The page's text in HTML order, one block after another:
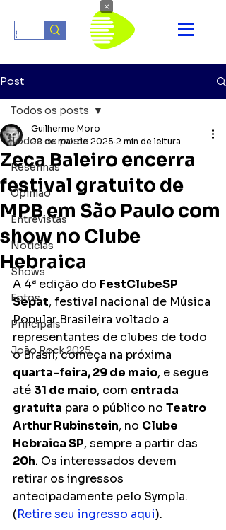
Post
Todos os posts
Resenhas
Opinião
Entrevistas
Notícias
Shows
Fotos
Principais
João Rock 2025
Todos os posts
Zeca Baleiro encerra
festival gratuito de
MPB em São Paulo com
show no Clube
Hebraica
Guilherme Moro
22 de mai. de 2025 2 min de leitura
A 4ª edição do FestClubeSP
Sepat, festival nacional de Música
Popular Brasileira voltado a
representantes de clubes de todo
o Brasil, começa na próxima
quarta-feira, 29 de maio, e segue
até 31 de maio, com entrada
gratuita para o público no Teatro
Arthur Rubinstein, no Clube
Hebraica SP, sempre a partir das
20h. Os interessados devem
retirar os ingressos
antecipadamente pelo Sympla.
(Retire seu ingresso aqui).
×